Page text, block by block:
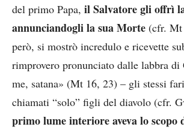
del primo Papa, il Salvatore gli offrì
annunciandogli la sua Morte (cfr. Mt
però, si mostrò incredulo e ricevette
rimprovero pronunciato dalle labbra di
me, satana» (Mt 16, 23) – gli stessi
chiamati “solo” figli del diavolo (cfr.
primo lume interiore aveva lo